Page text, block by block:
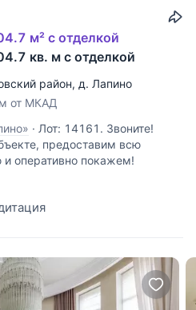
м² с отделкой
кв. м с отделкой
район, д. Лапино
от МКАД
· Лот: 14161. Звоните!
предоставим всю
оперативно покажем!